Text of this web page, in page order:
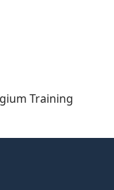
Training